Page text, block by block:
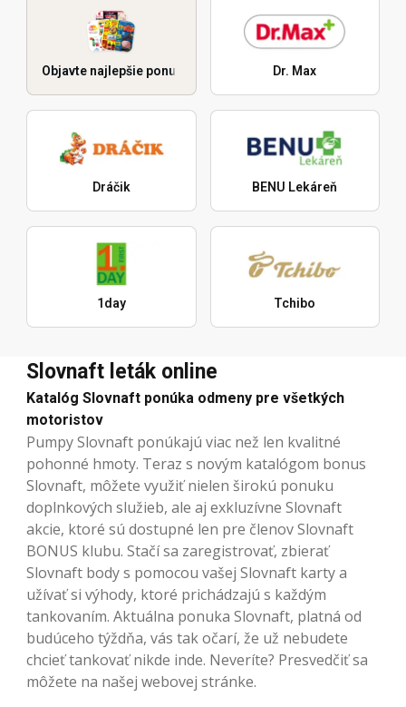
Objavte najlepšie ponuky Dr. Max
Dráčik BENU Lekáreň
1day Tchibo
Slovnaft leták online
Katalóg Slovnaft ponúka odmeny pre všetkých
motoristov
Pumpy Slovnaft ponúkajú viac než len kvalitné
pohonné hmoty. Teraz s novým katalógom bonus
Slovnaft, môžete využiť nielen širokú ponuku
doplnkových služieb, ale aj exkluzívne Slovnaft
akcie, ktoré sú dostupné len pre členov Slovnaft
BONUS klubu. Stačí sa zaregistrovať, zbierať
Slovnaft body s pomocou vašej Slovnaft karty a
užívať si výhody, ktoré prichádzajú s každým
tankovaním. Aktuálna ponuka Slovnaft, platná od
budúceho týždňa, vás tak očarí, že už nebudete
chcieť tankovať nikde inde. Neveríte? Presvedčiť sa
môžete na našej webovej stránke.